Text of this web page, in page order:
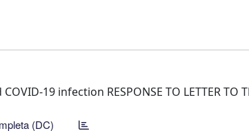
19 infection RESPONSE TO LETTER TO
(DC)